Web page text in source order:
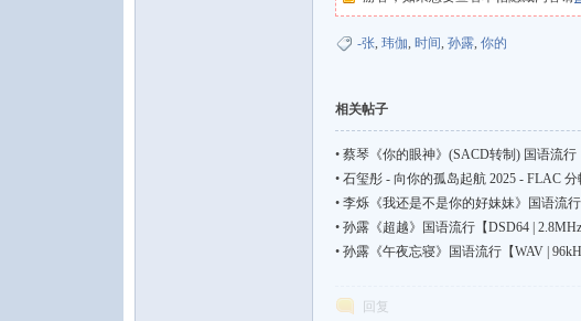
-张, 玮伽, 时间, 孙露, 你的
相关帖子
• 蔡琴《你的眼神》(SACD转制) 国语流行
• 石玺彤 - 向你的孤岛起航 2025 - FLAC 分
• 李烁《我还是不是你的好妹妹》国语流行
• 孙露《超越》国语流行【DSD64 | 2.8MHz/
• 孙露《午夜忘寝》国语流行【WAV |
回复